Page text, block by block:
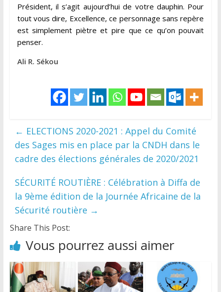
Président, il s’agit aujourd’hui de votre dauphin. Pour
tout vous dire, Excellence, ce personnage sans repère
est simplement piètre et pire que ce qu’on pouvait
penser.
Ali R. Sékou
← ELECTIONS 2020-2021 : Appel du Comité
des Sages mis en place par la CNDH dans le
cadre des élections générales de 2020/2021
SÉCURITÉ ROUTIÈRE : Célébration à Diffa de
la 9ème édition de la Journée Africaine de la
Sécurité routière →
Share This Post:
Vous pourrez aussi aimer